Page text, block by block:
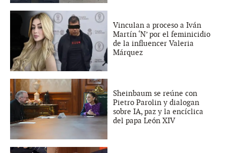
Vinculan a proceso a Iván
Martín ‘N’ por el feminicidio
de la influencer Valeria
Márquez
Sheinbaum se reúne con
Pietro Parolin y dialogan
sobre IA, paz y la encíclica
del papa León XIV